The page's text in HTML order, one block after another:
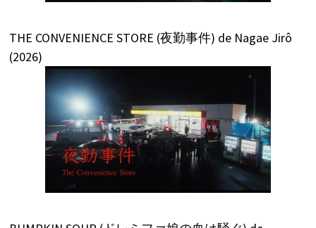
THE CONVENIENCE STORE (夜勤事件) de Nagae Jirô
(2026)